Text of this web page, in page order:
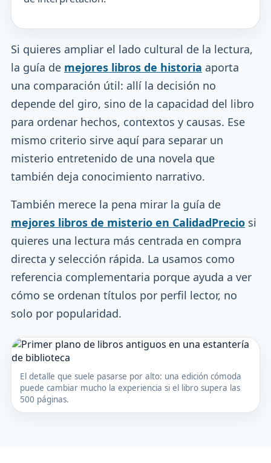
Si quieres ampliar el lado cultural de la lectura,
la guía de mejores libros de historia aporta
una comparación útil: allí la decisión no
depende del giro, sino de la capacidad del libro
para ordenar hechos, contextos y causas. Ese
mismo criterio sirve aquí para separar un
misterio entretenido de una novela que
también deja conocimiento narrativo.
También merece la pena mirar la guía de
mejores libros de misterio en CalidadPrecio si
quieres una lectura más centrada en compra
directa y selección rápida. La usamos como
referencia complementaria porque ayuda a ver
cómo se ordenan títulos por perfil lector, no
solo por popularidad.
El detalle que suele pasarse por alto: una edición cómoda
puede cambiar mucho la experiencia si el libro supera las
500 páginas.